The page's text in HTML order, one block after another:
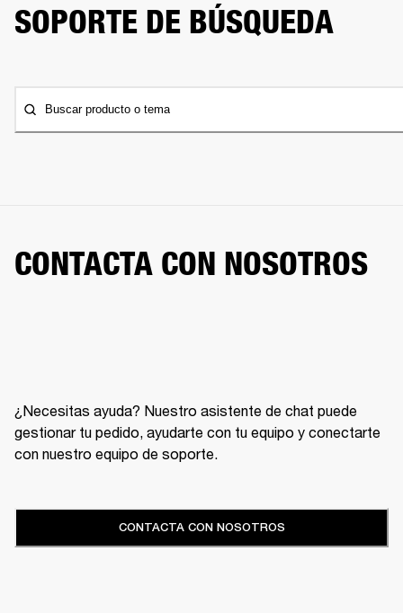
SOPORTE DE BÚSQUEDA
Buscar producto o tema
CONTACTA CON NOSOTROS
¿Necesitas ayuda? Nuestro asistente de chat puede
gestionar tu pedido, ayudarte con tu equipo y conectarte
con nuestro equipo de soporte.
CONTACTA CON NOSOTROS